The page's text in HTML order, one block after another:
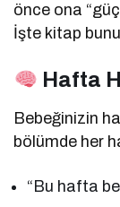
önce ona
İşte kitap
Hafta
Bebeğinizin
bölümde her
“Bu hafta